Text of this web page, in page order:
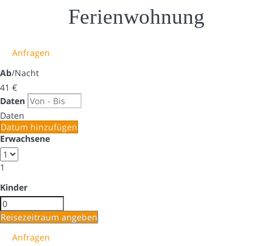
Ferienwohnung
Anfragen
Ab/Nacht
41 €
Daten
Daten
Datum hinzufügen
Erwachsene
1
Kinder
Reisezeitraum angeben
Anfragen